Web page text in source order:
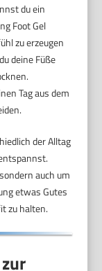
du ein
Foot Gel
zu erzeugen
deine Füße
Tag aus dem
der Alltag
auch um
etwas Gutes
zu halten.